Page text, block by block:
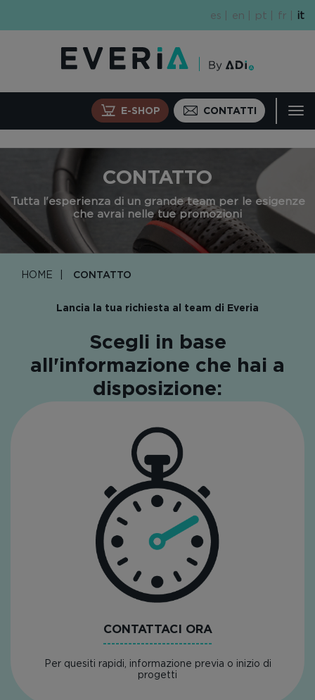
es en pt fr it
E-SHOP CONTATTI
CONTATTO
Tutta l'esperienza di un grande team per le esigenze
che avrai nelle tue promozioni
HOME CONTATTO
Lancia la tua richiesta al team di Everia
Scegli in base
all'informazione che hai a
disposizione:
CONTATTACI ORA
Per quesiti rapidi, informazione previa o inizio di
progetti